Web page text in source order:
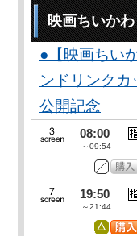
映画ちいか
●【映画ちい
ンドリンク
公開記念
08:00
～09:54
19:50
～21:44